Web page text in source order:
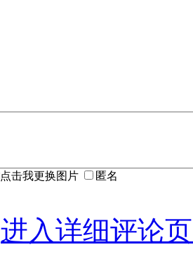
匿名
进入详细评论